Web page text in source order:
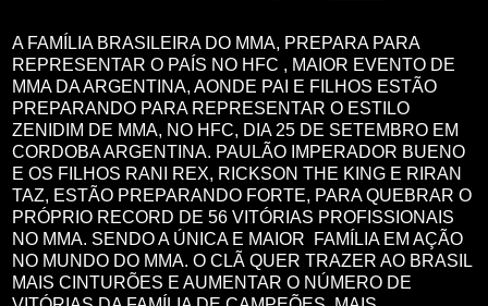
A FAMÍLIA BRASILEIRA DO MMA, PREPARA PARA
REPRESENTAR O PAÍS NO HFC , MAIOR EVENTO DE
MMA DA ARGENTINA, AONDE PAI E FILHOS ESTÃO
PREPARANDO PARA REPRESENTAR O ESTILO
ZENIDIM DE MMA, NO HFC, DIA 25 DE SETEMBRO EM
CORDOBA ARGENTINA. PAULÃO IMPERADOR BUENO
E OS FILHOS RANI REX, RICKSON THE KING E RIRAN
TAZ, ESTÃO PREPARANDO FORTE, PARA QUEBRAR O
PRÓPRIO RECORD DE 56 VITÓRIAS PROFISSIONAIS
NO MMA. SENDO A ÚNICA E MAIOR FAMÍLIA EM AÇÃO
NO MUNDO DO MMA. O CLÃ QUER TRAZER AO BRASIL
MAIS CINTURÕES E AUMENTAR O NÚMERO DE